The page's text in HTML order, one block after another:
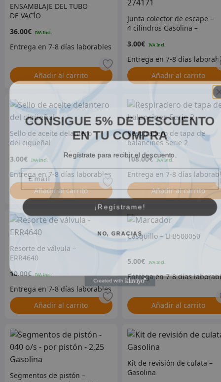
ENSAMBLAJE DEL TUBO
DE VACÍO
36.00€
Añadir al carrito
Junta colector de escape –
4 cilindros Gasolina –
3.00€
Añadir al carrito
Sello de aceite delantero
del cigüeñal
3.00€
Añadir al carrito
Respiradero de tapa de
balancines Serie 2
108.00€
Añadir al carrito
Resorte de válvula –
ERR4640
10.00€
Añadir al carrito
Casquillo – LFB500050
5.00€
Añadir al carrito
Segmentos de pistón –
Kit de revisión de culata –
Gasolina
CONSIGUE 5% DE DESCUENTO
EN TU COMPRA
Regístrate para recibir el descuento.
¡Regístrame!